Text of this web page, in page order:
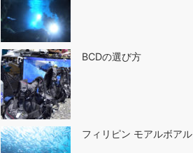
BCDの選び方
フィリピン モアルボアル